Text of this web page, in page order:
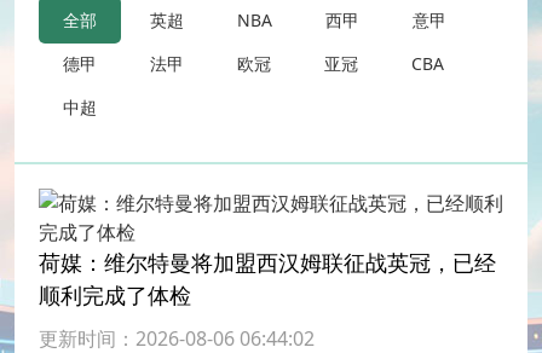
全部 英超 NBA 西甲
意甲
德甲
法甲 欧冠 亚冠
CBA
中超
荷媒：维尔特曼将加盟西汉姆联征战英冠，已经
顺利完成了体检
更新时间：2026-08-06 06:44:02